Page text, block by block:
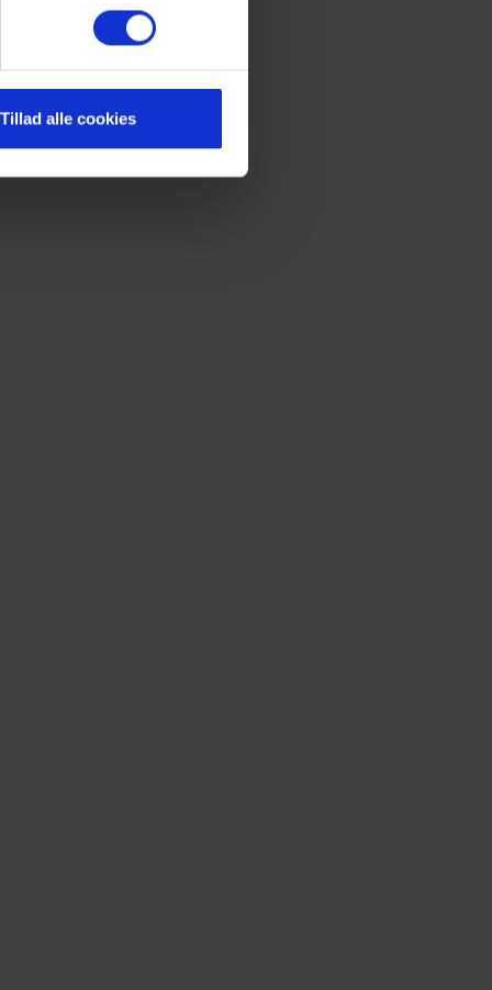
Tillad alle cookies